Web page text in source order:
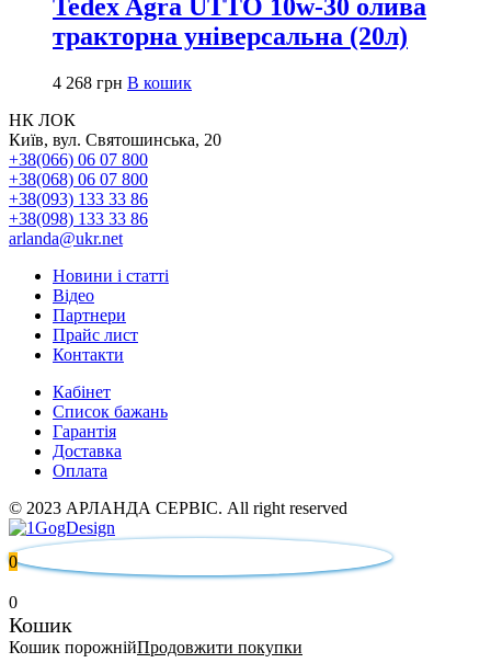
Tedex Agra UTTO 10w-30 олива
тракторна універсальна (20л)
4 268 грн В кошик
НК ЛОК
Київ, вул. Святошинська, 20
+38(066) 06 07 800
+38(068) 06 07 800
+38(093) 133 33 86
+38(098) 133 33 86
arlanda@ukr.net
Новини і статті
Відео
Партнери
Прайс лист
Контакти
Кабінет
Список бажань
Гарантія
Доставка
Оплата
© 2023 АРЛАНДА СЕРВІС. All right reserved
0
0
Кошик
Кошик порожнійПродовжити покупки